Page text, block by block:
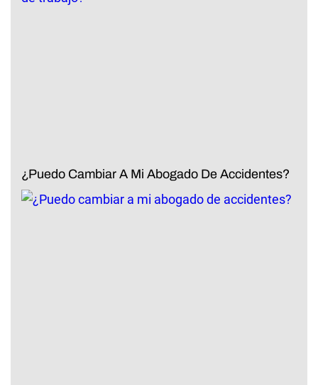
¿Puedo Cambiar A Mi Abogado De Accidentes?